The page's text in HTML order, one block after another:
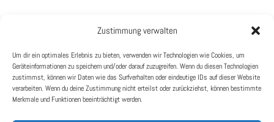
Zustimmung verwalten
Um dir ein optimales Erlebnis zu bieten, verwenden wir Technologien wie Cookies, um
Geräteinformationen zu speichern und/oder darauf zuzugreifen. Wenn du diesen Technologien
zustimmst, können wir Daten wie das Surfverhalten oder eindeutige IDs auf dieser Website
verarbeiten. Wenn du deine Zustimmung nicht erteilst oder zurückziehst, können bestimmte
Merkmale und Funktionen beeinträchtigt werden.
Impressum
Kontaktiere mich
Datenschutz
Handyketten
Workshops